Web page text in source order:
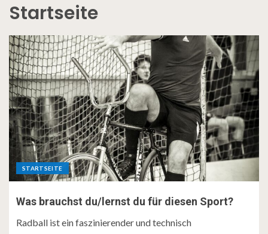
Startseite
STARTSEITE
Was brauchst du/lernst du für diesen Sport?
Radball ist ein faszinierender und technisch